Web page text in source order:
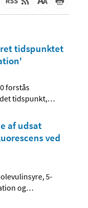
tidspunktet
forstås
tidspunkt,…
af udsat
ved
5-
og…